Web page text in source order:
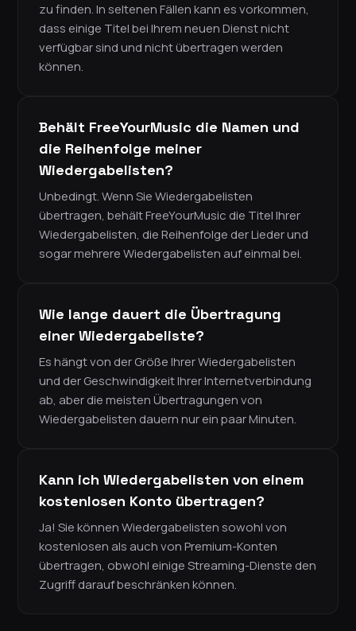
zu finden. In seltenen Fällen kann es vorkommen,
dass einige Titel bei Ihrem neuen Dienst nicht
verfügbar sind und nicht übertragen werden
können.
Behält FreeYourMusic die Namen und
die Reihenfolge meiner
Wiedergabelisten?
Unbedingt. Wenn Sie Wiedergabelisten
übertragen, behält FreeYourMusic die Titel Ihrer
Wiedergabelisten, die Reihenfolge der Lieder und
sogar mehrere Wiedergabelisten auf einmal bei.
Wie lange dauert die Übertragung
einer Wiedergabeliste?
Es hängt von der Größe Ihrer Wiedergabelisten
und der Geschwindigkeit Ihrer Internetverbindung
ab, aber die meisten Übertragungen von
Wiedergabelisten dauern nur ein paar Minuten.
Kann ich Wiedergabelisten von einem
kostenlosen Konto übertragen?
Ja! Sie können Wiedergabelisten sowohl von
kostenlosen als auch von Premium-Konten
übertragen, obwohl einige Streaming-Dienste den
Zugriff darauf beschränken können.